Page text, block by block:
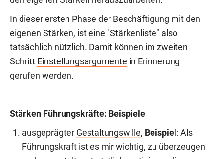
In dieser ersten Phase der Beschäftigung mit den
eigenen Stärken, ist eine "Stärkenliste" also
tatsächlich nützlich. Damit können im zweiten
Schritt Einstellungsargumente in Erinnerung
gerufen werden.
Stärken Führungskräfte: Beispiele
ausgeprägter Gestaltungswille, Beispiel : Als
Führungskraft ist es mir wichtig, zu überzeugen